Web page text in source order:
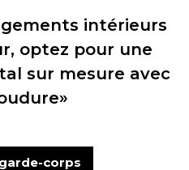
intérieurs
optez pour une
sur mesure avec
corps